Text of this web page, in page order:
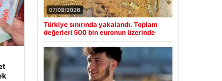
07/08/2026
Türkiye sınırında yakalandı. Toplam
değerleri 500 bin euronun üzerinde